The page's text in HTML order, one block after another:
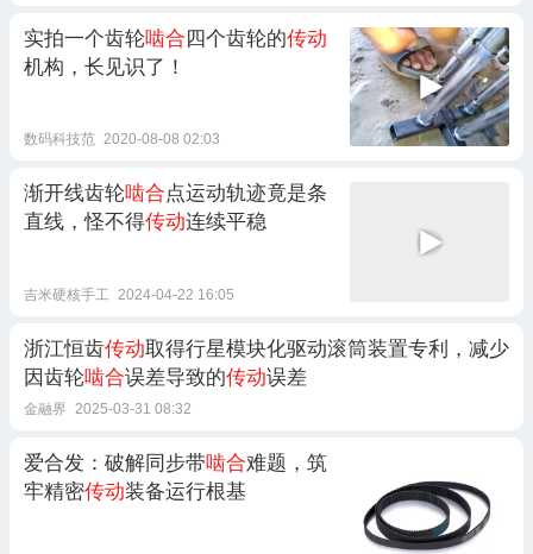
实拍一个齿轮啮合四个齿轮的传动
机构，长见识了！
数码科技范 2020-08-08 02:03
渐开线齿轮啮合点运动轨迹竟是条
直线，怪不得传动连续平稳
吉米硬核手工 2024-04-22 16:05
浙江恒齿传动取得行星模块化驱动滚筒装置专利，减少
因齿轮啮合误差导致的传动误差
金融界 2025-03-31 08:32
爱合发：破解同步带啮合难题，筑
牢精密传动装备运行根基